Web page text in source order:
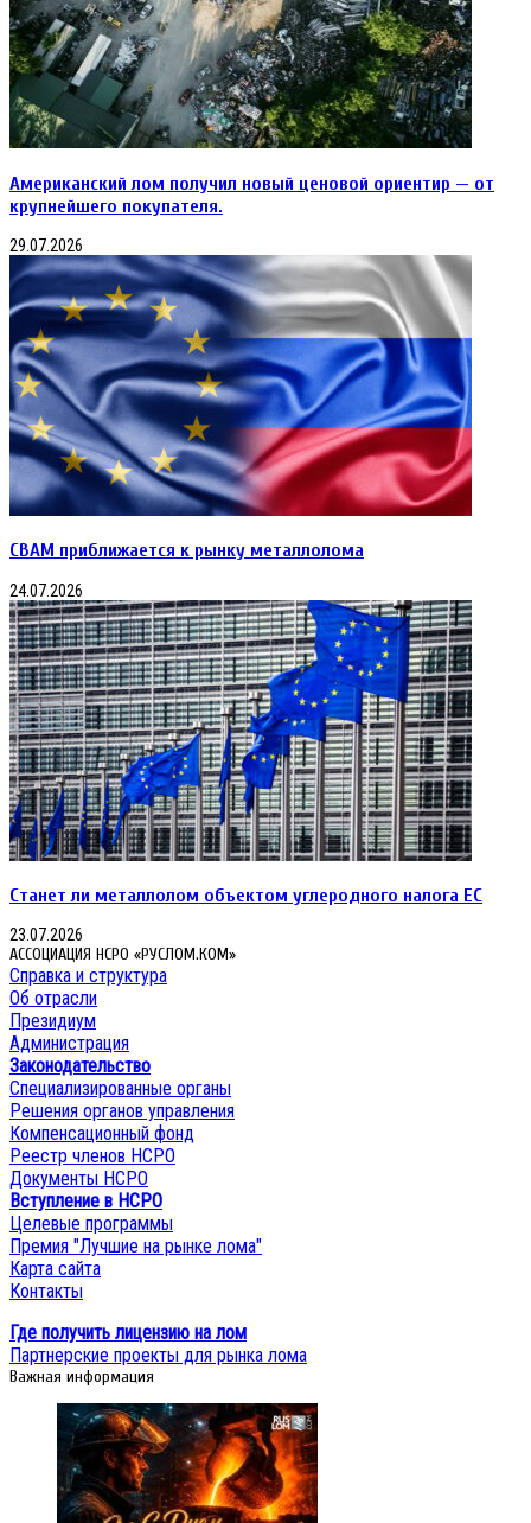
Американский лом получил новый ценовой ориентир — от
крупнейшего покупателя.
29.07.2026
CBAM приближается к рынку металлолома
24.07.2026
Станет ли металлолом объектом углеродного налога ЕС
23.07.2026
АССОЦИАЦИЯ НСРО «РУСЛОМ.КОМ»
Справка и структура
Об отрасли
Президиум
Администрация
Законодательство
Специализированные органы
Решения органов управления
Компенсационный фонд
Реестр членов НСРО
Документы НСРО
Вступление в НСРО
Целевые программы
Премия "Лучшие на рынке лома"
Карта сайта
Контакты
Где получить лицензию на лом
Партнерские проекты для рынка лома
Важная информация